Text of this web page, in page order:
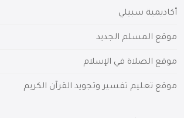
أكاديمية سبيلي
موقع المسلم الجديد
موقع الصلاة في الإسلام
موقع تعليم تفسير وتجويد القرآن الكريم